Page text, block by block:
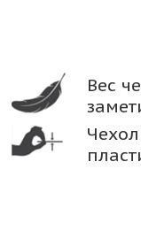
Вес